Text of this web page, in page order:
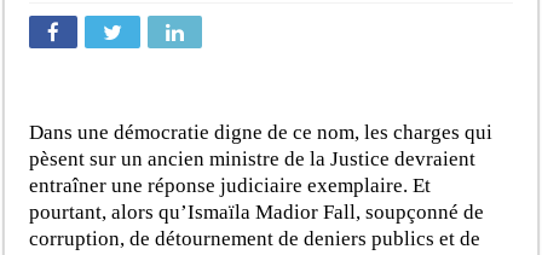
Dans une démocratie digne de ce nom, les charges qui
pèsent sur un ancien ministre de la Justice devraient
entraîner une réponse judiciaire exemplaire. Et
pourtant, alors qu’Ismaïla Madior Fall, soupçonné de
corruption, de détournement de deniers publics et de